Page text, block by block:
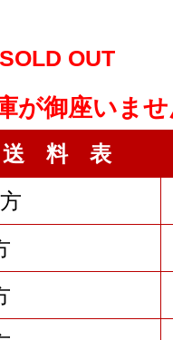
SOLD OUT
が御座いま
送 料 表